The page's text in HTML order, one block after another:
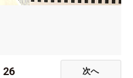
26 次へ